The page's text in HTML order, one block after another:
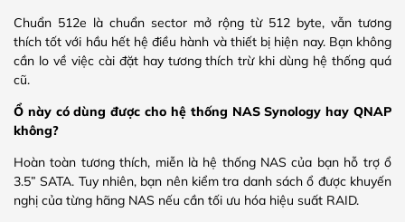
Chuẩn 512e là chuẩn sector mở rộng từ 512 byte, vẫn tương
thích tốt với hầu hết hệ điều hành và thiết bị hiện nay. Bạn không
cần lo về việc cài đặt hay tương thích trừ khi dùng hệ thống quá
cũ.
Ổ này có dùng được cho hệ thống NAS Synology hay QNAP
không?
Hoàn toàn tương thích, miễn là hệ thống NAS của bạn hỗ trợ ổ
3.5” SATA. Tuy nhiên, bạn nên kiểm tra danh sách ổ được khuyến
nghị của từng hãng NAS nếu cần tối ưu hóa hiệu suất RAID.